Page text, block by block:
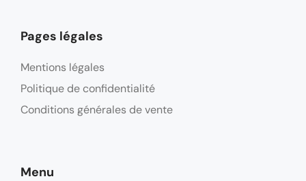
Pages légales
Mentions légales
Politique de confidentialité
Conditions générales de vente
Menu